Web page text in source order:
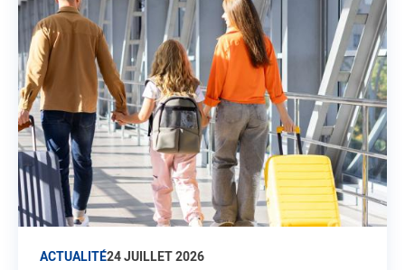
ACTUALITÉ24 JUILLET 2026